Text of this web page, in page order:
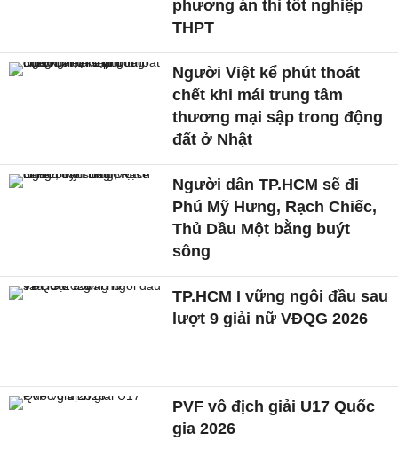
phương án thi tốt nghiệp
THPT
Người Việt kể phút thoát
chết khi mái trung tâm
thương mại sập trong động
đất ở Nhật
Người dân TP.HCM sẽ đi
Phú Mỹ Hưng, Rạch Chiếc,
Thủ Dầu Một bằng buýt
sông
TP.HCM I vững ngôi đầu sau
lượt 9 giải nữ VĐQG 2026
PVF vô địch giải U17 Quốc
gia 2026